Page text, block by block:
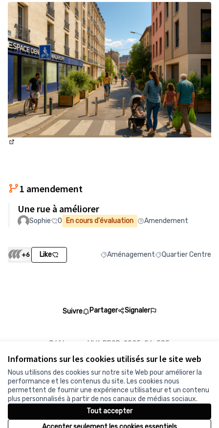
Informations sur les cookies utilisés sur le site web
Nous utilisons des cookies sur notre site Web pour améliorer la
performance et les contenus du site. Les cookies nous
permettent de fournir une expérience utilisateur et un contenu
plus personnalisés à partir de nos canaux de médias sociaux.
Tout accepter
1 amendement
Une rue à améliorer
Sophie 0 En cours d'évaluation Amendement
+6 Like Filtrer les résultats de la catégorie :
AménagementFiltrer les résultats
Quartier Centre
Suivre Partager Signaler
Référence : MLK-PROP-2025-06-585
Vérifiez l'empreinte numérique
Conditions d'utilisation
Paramètres des cookies